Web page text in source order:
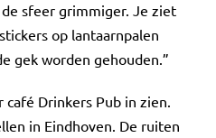
sfeer grimmiger. Je ziet
op lantaarnpalen
gek worden gehouden.”
Drinkers Pub in zien.
in Eindhoven. De ruiten